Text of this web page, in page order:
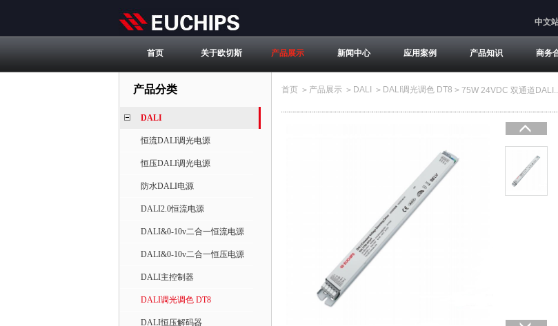
中文
首页 关于欧切斯 产品展示 新闻中心 应用案例 产品知识 商务
产品分类
DALI
恒流DALI调光电源
恒压DALI调光电源
防水DALI电源
DALI2.0恒流电源
DALI&0-10v二合一恒流电源
DALI&0-10v二合一恒压电源
DALI主控制器
DALI调光调色 DT8
DALI恒压解码器
首页 > 产品展示 > DALI > DALI调光调色 DT8 > 75W 24VDC 双通道